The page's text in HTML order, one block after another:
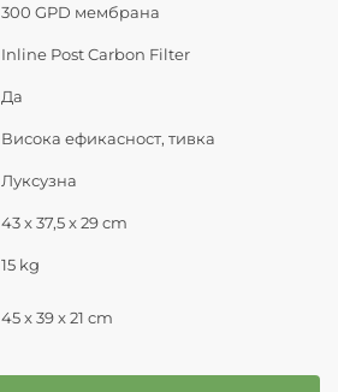
300 GPD мембрана
Inline Post Carbon Filter
Да
Висока ефикасност, тивка
Луксузна
43 x 37,5 x 29 cm
15 kg
45 x 39 x 21 cm